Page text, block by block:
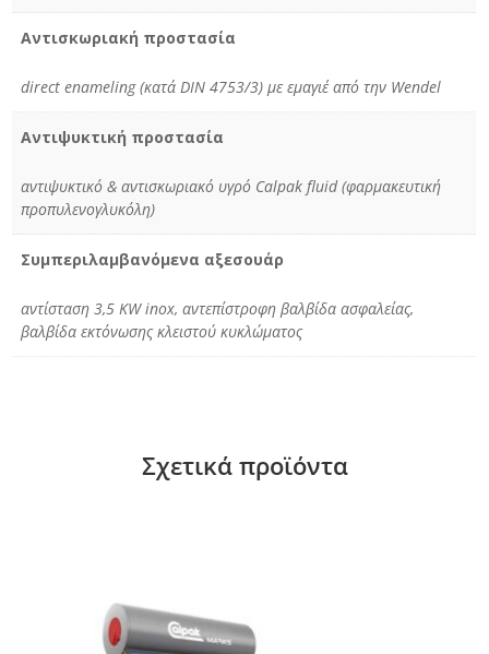
Αντισκωριακή προστασία
direct enameling (κατά DIN 4753/3) με εμαγιέ από την Wendel
Αντιψυκτική προστασία
αντιψυκτικό & αντισκωριακό υγρό Calpak fluid (φαρμακευτική
προπυλενογλυκόλη)
Συμπεριλαμβανόμενα αξεσουάρ
αντίσταση 3,5 KW inox, αντεπίστροφη βαλβίδα ασφαλείας,
βαλβίδα εκτόνωσης κλειστού κυκλώματος
Σχετικά προϊόντα